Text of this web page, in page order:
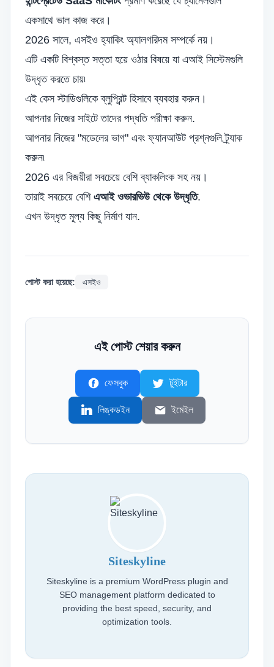
একসাথে ভাল কাজ করে।
2026 সালে, এসইও হ্যাকিং অ্যালগরিদম সম্পর্কে নয়।
এটি একটি বিশ্বস্ত সত্তা হয়ে ওঠার বিষয়ে যা এআই সিস্টেমগুলি
উদ্ধৃত করতে চায়৷
এই কেস স্টাডিগুলিকে ব্লুপ্রিন্ট হিসাবে ব্যবহার করুন।
আপনার নিজের সাইটে তাদের পদ্ধতি পরীক্ষা করুন.
আপনার নিজের "মডেলের ভাগ" এবং ফ্যানআউট প্রশ্নগুলি ট্র্যাক
করুন৷
2026 এর বিজয়ীরা সবচেয়ে বেশি ব্যাকলিংক সহ নয়।
তারাই সবচেয়ে বেশি এআই ওভারভিউ থেকে উদ্ধৃতি.
এখন উদ্ধৃত মূল্য কিছু নির্মাণ যান.
পোস্ট করা হয়েছে: এসইও
এই পোস্ট শেয়ার করুন
ফেসবুক টুইটার
লিঙ্কডইন ইমেইল
Siteskyline
Siteskyline is a premium WordPress plugin and
SEO management platform dedicated to
providing the best speed, security, and
optimization tools.